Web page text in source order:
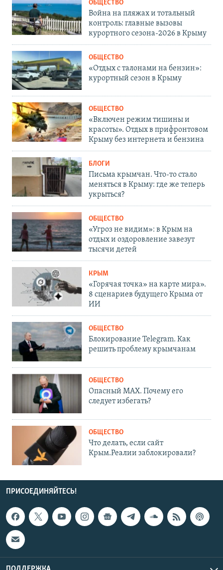
ОБЩЕСТВО
Война на пляжах и тотальный
контроль: главные вызовы
курортного сезона-2026 в Крыму
ОБЩЕСТВО
«Отдых с талонами на бензин»:
курортный сезон в Крыму
ОБЩЕСТВО
«Включен режим тишины и
красоты». Отдых в прифронтовом
Крыму без интернета и бензина
БЛОГИ
Письма крымчан. Что-то стало
меняться в Крыму: где же теперь
укрыться?
ОБЩЕСТВО
«Угроз не видим»: в Крым на
отдых и оздоровление завезут
тысячи детей
КРЫМ
«Горячая точка» на карте мира».
8 сценариев будущего Крыма от
ИИ
ОБЩЕСТВО
Блокирование Telegram. Как
решить проблему крымчанам
ОБЩЕСТВО
Опасный MAX. Почему его
следует избегать?
ОБЩЕСТВО
Что делать, если сайт
Крым.Реалии заблокировали?
ПРИСОЕДИНЯЙТЕСЬ!